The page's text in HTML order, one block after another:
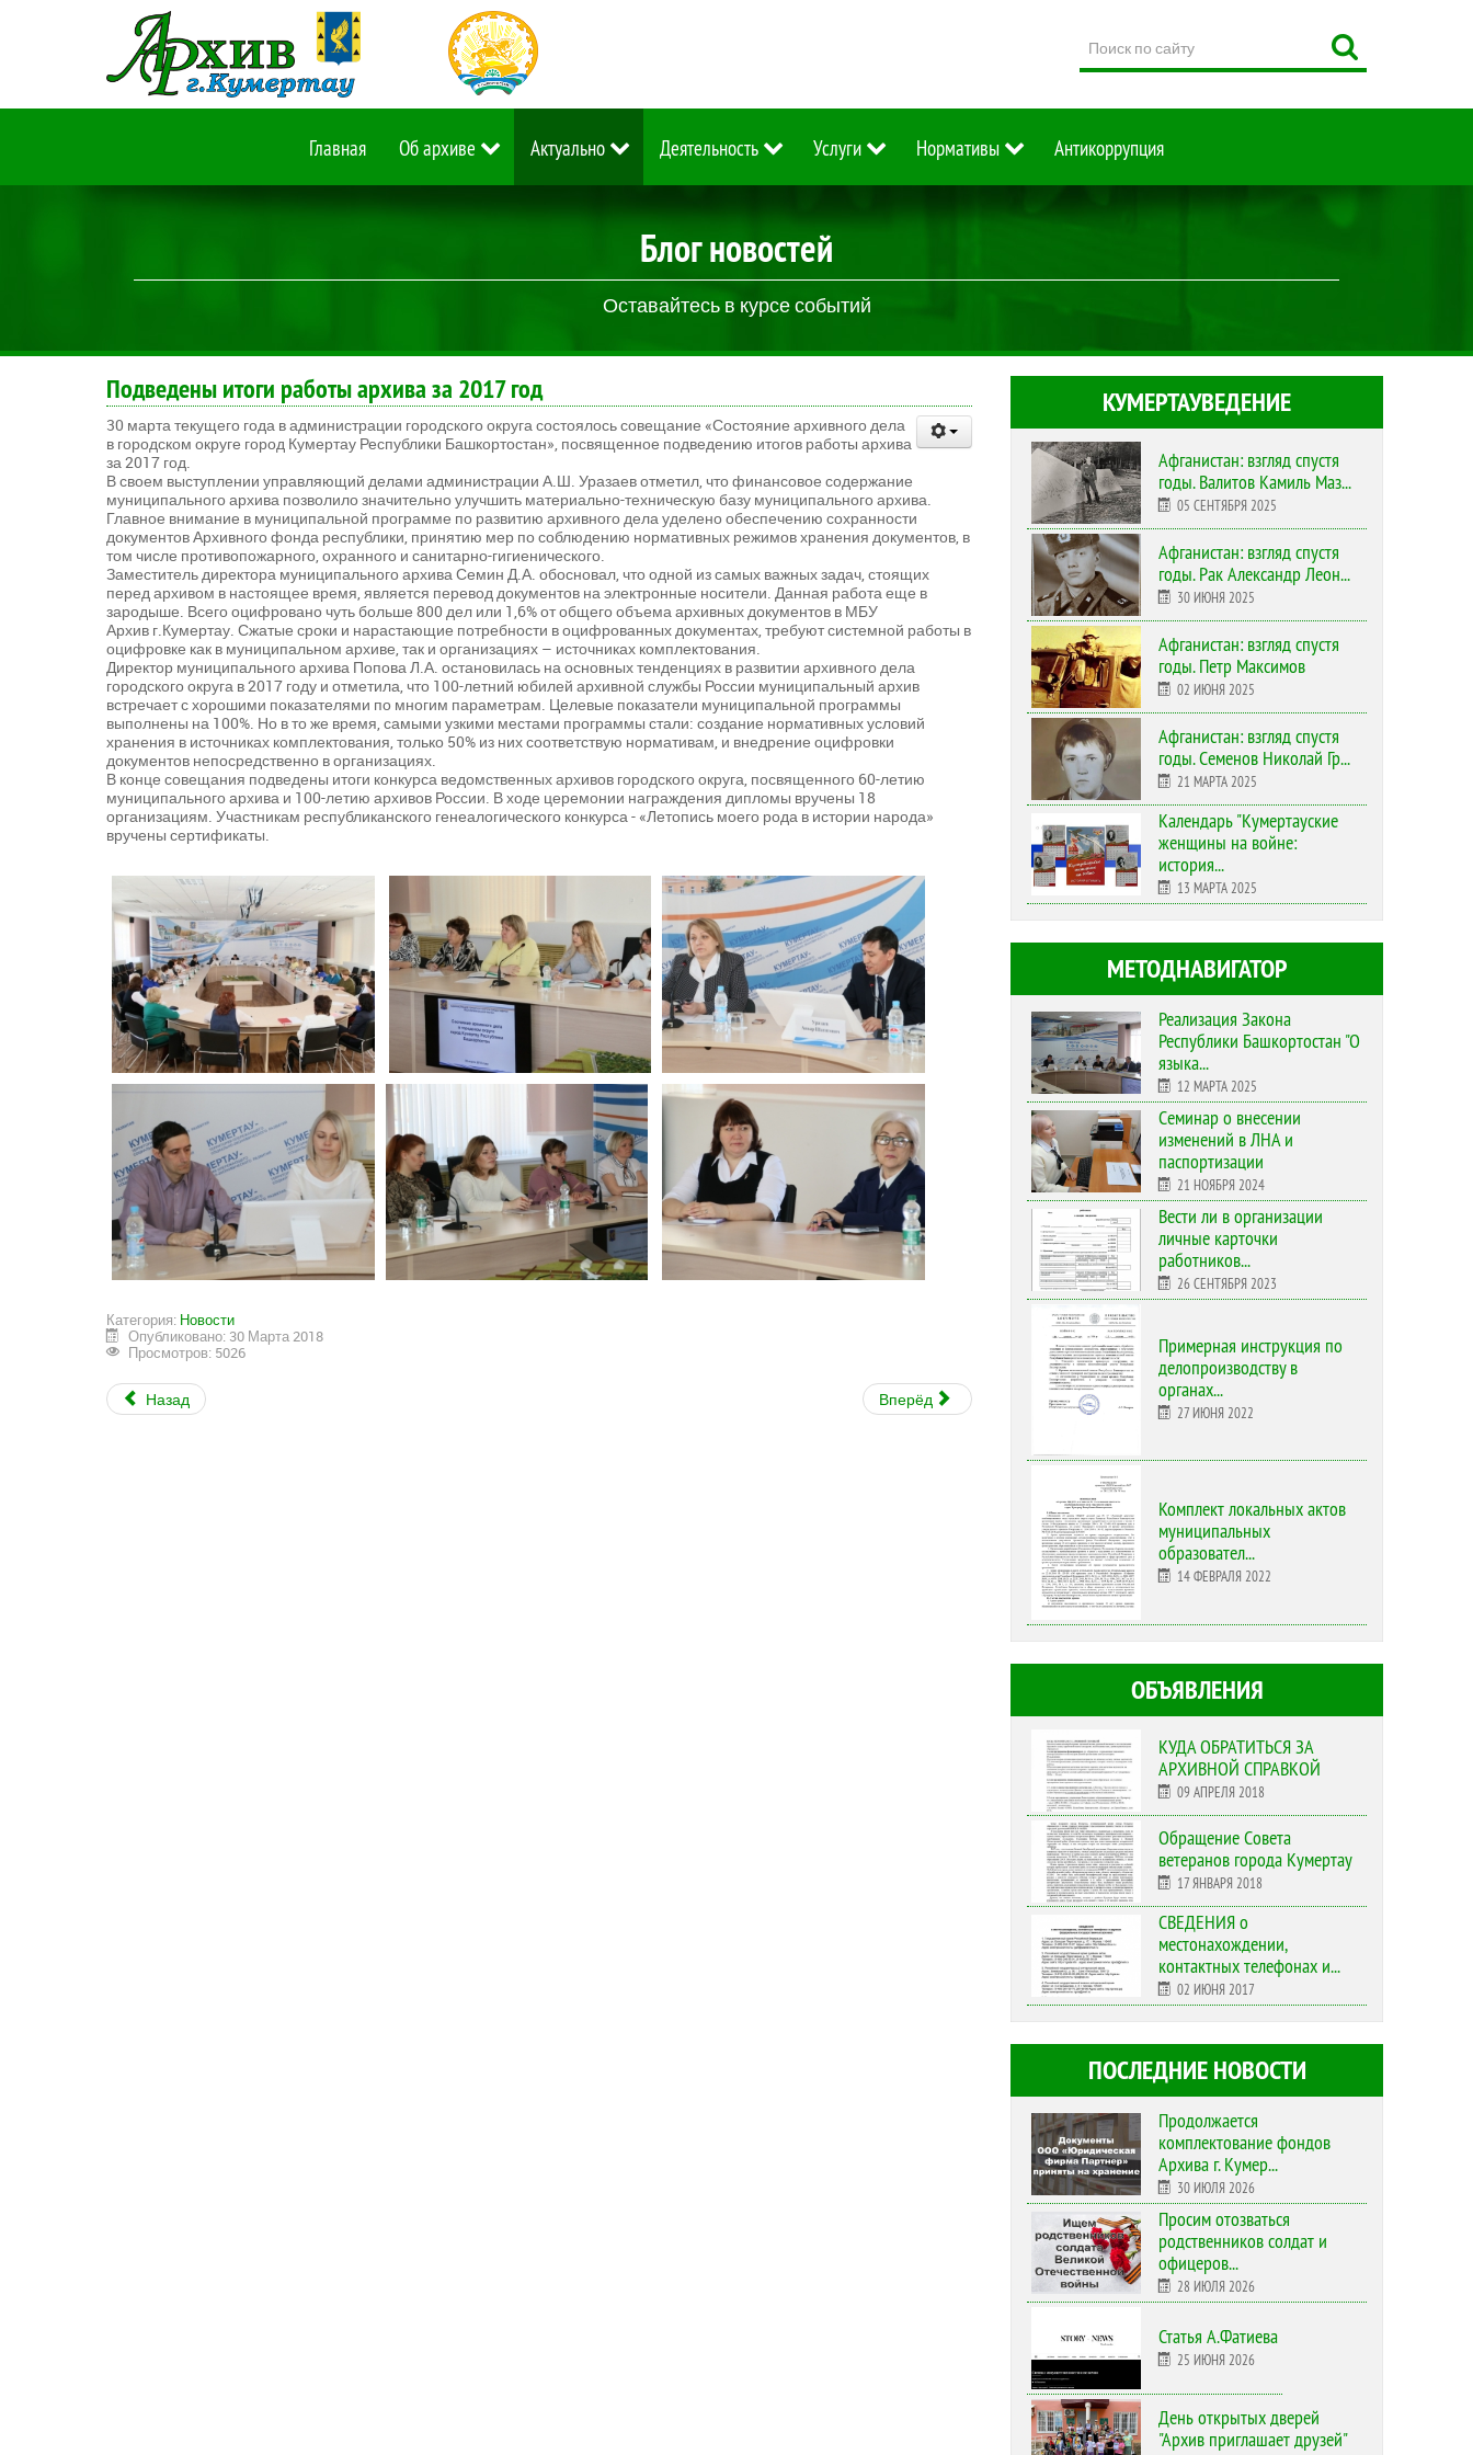
по
сайту
Главная Об архиве Актуально Деятельность Услуги Нормативы Антикоррупция
Блог новостей
Оставайтесь в курсе событий
Подведены итоги работы архива за 2017 год
30 марта текущего года в администрации городского округа состоялось совещание «Состояние архивного дела
в городском округе город Кумертау Республики Башкортостан», посвященное подведению итогов работы архива
за 2017 год.
В своем выступлении управляющий делами администрации А.Ш. Уразаев отметил, что финансовое содержание
муниципального архива позволило значительно улучшить материально-техническую базу муниципального архива.
Главное внимание в муниципальной программе по развитию архивного дела уделено обеспечению сохранности
документов Архивного фонда республики, принятию мер по соблюдению нормативных режимов хранения документов, в
том числе противопожарного, охранного и санитарно-гигиенического.
Заместитель директора муниципального архива Семин Д.А. обосновал, что одной из самых важных задач, стоящих
перед архивом в настоящее время, является перевод документов на электронные носители. Данная работа еще в
зародыше. Всего оцифровано чуть больше 800 дел или 1,6% от общего объема архивных документов в МБУ
Архив г.Кумертау. Сжатые сроки и нарастающие потребности в оцифрованных документах, требуют системной работы в
оцифровке как в муниципальном архиве, так и организациях – источниках комплектования.
Директор муниципального архива Попова Л.А. остановилась на основных тенденциях в развитии архивного дела
городского округа в 2017 году и отметила, что 100-летний юбилей архивной службы России муниципальный архив
встречает с хорошими показателями по многим параметрам. Целевые показатели муниципальной программы
выполнены на 100%. Но в то же время, самыми узкими местами программы стали: создание нормативных условий
хранения в источниках комплектования, только 50% из них соответствую нормативам, и внедрение оцифровки
документов непосредственно в организациях.
В конце совещания подведены итоги конкурса ведомственных архивов городского округа, посвященного 60-летию
муниципального архива и 100-летию архивов России. В ходе церемонии награждения дипломы вручены 18
организациям. Участникам республиканского генеалогического конкурса - «Летопись моего рода в истории народа»
вручены сертификаты.
Категория: Новости
Опубликовано: 30 Марта 2018
Просмотров: 5026
Назад Вперёд
КУМЕРТАУВЕДЕНИЕ
Афганистан: взгляд спустя
годы. Валитов Камиль Маз...
05 СЕНТЯБРЯ 2025
Афганистан: взгляд спустя
годы. Рак Александр Леон...
30 ИЮНЯ 2025
Афганистан: взгляд спустя
годы. Петр Максимов
02 ИЮНЯ 2025
Афганистан: взгляд спустя
годы. Семенов Николай Гр...
21 МАРТА 2025
Календарь "Кумертауские
женщины на войне:
история...
13 МАРТА 2025
МЕТОДНАВИГАТОР
Реализация Закона
Республики Башкортостан "О
языка...
12 МАРТА 2025
Cеминар о внесении
изменений в ЛНА и
паспортизации
21 НОЯБРЯ 2024
Вести ли в организации
личные карточки
работников...
26 СЕНТЯБРЯ 2023
Примерная инструкция по
делопроизводству в
органах...
27 ИЮНЯ 2022
Комплект локальных актов
муниципальных
образовател...
14 ФЕВРАЛЯ 2022
ОБЪЯВЛЕНИЯ
КУДА ОБРАТИТЬСЯ ЗА
АРХИВНОЙ СПРАВКОЙ
09 АПРЕЛЯ 2018
Обращение Совета
ветеранов города Кумертау
17 ЯНВАРЯ 2018
СВЕДЕНИЯ о
местонахождении,
контактных телефонах и...
02 ИЮНЯ 2017
ПОСЛЕДНИЕ НОВОСТИ
Продолжается
комплектование фондов
Архива г. Кумер...
30 ИЮЛЯ 2026
Просим отозваться
родственников солдат и
офицеров...
28 ИЮЛЯ 2026
Статья А.Фатиева
25 ИЮНЯ 2026
День открытых дверей
"Архив приглашает друзей"